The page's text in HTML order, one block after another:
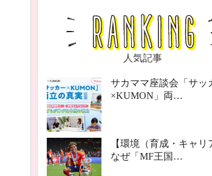
人気記事
サカママ座談会「サッ
×KUMON」両…
【環境（育成・キャリ
なぜ「MF王国…